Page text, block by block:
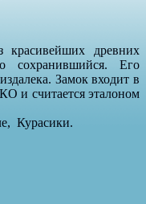
древних
Его
Замок входит в
и считается эталоном
Курасики.